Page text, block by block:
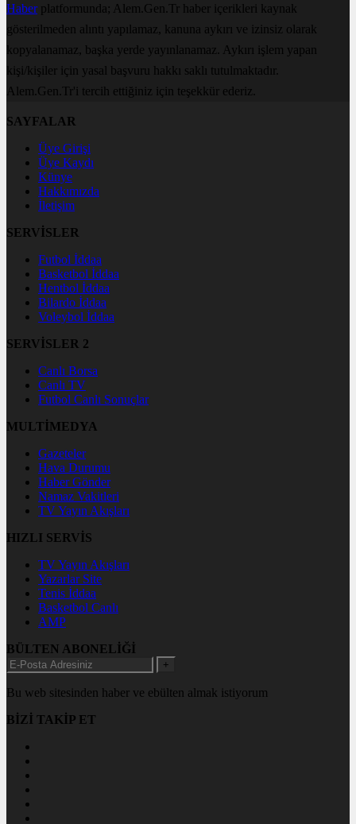
Haberplatformunda; Alem.Gen.Tr haber içerikleri kaynak
gösterilmeden alıntı yapılamaz, kanuna aykırı ve izinsiz olarak
kopyalanamaz, başka yerde yayınlanamaz. Aykırı işlem yapan
kişi/kişiler için yasal başvuru hakkı saklı tutulmaktadır.
Alem.Gen.Tr'i tercih ettiğiniz için teşekkür ederiz.
SAYFALAR
Üye Girişi
Üye Kaydı
Künye
Hakkımızda
İletişim
SERVİSLER
Futbol İddaa
Basketbol İddaa
Hentbol İddaa
Bilardo İddaa
Voleybol İddaa
SERVİSLER 2
Canlı Borsa
Canlı TV
Futbol Canlı Sonuçlar
MULTİMEDYA
Gazeteler
Hava Durumu
Haber Gönder
Namaz Vakitleri
TV Yayın Akışları
HIZLI SERVİS
TV Yayın Akışları
Yazarlar Site
Tenis İddaa
Basketbol Canlı
AMP
BÜLTEN ABONELİĞİ
+
Bu web sitesinden haber ve ebülten almak istiyorum
BİZİ TAKİP ET